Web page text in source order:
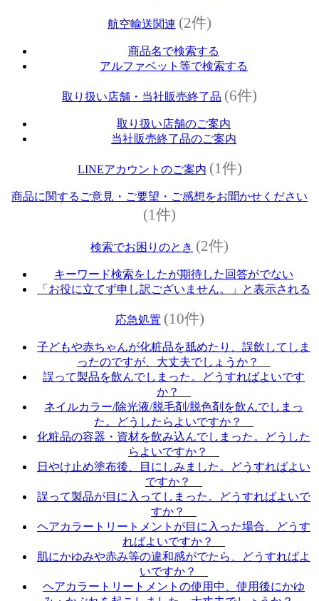
航空輸送関連 (2件)
商品名で検索する
アルファベット等で検索する
取り扱い店舗・当社販売終了品 (6件)
取り扱い店舗のご案内
当社販売終了品のご案内
LINEアカウントのご案内 (1件)
商品に関するご意見・ご要望・ご感想をお聞かせください
(1件)
検索でお困りのとき (2件)
キーワード検索をしたが期待した回答がでない
「お役に立てず申し訳ございません。」と表示される
応急処置 (10件)
子どもや赤ちゃんが化粧品を舐めたり、誤飲してしま
ったのですが、大丈夫でしょうか？
誤って製品を飲んでしまった。どうすればよいです
か？
ネイルカラー/除光液/脱毛剤/脱色剤を飲んでしまっ
た。どうしたらよいですか？
化粧品の容器・資材を飲み込んでしまった。どうした
らよいですか？
日やけ止め塗布後、目にしみました。どうすればよい
ですか？
誤って製品が目に入ってしまった。どうすればよいで
すか？
ヘアカラートリートメントが目に入った場合、どうす
ればよいですか？
肌にかゆみや赤み等の違和感がでたら、どうすればよ
いですか？
ヘアカラートリートメントの使用中、使用後にかゆ